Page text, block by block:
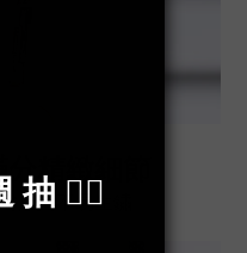
精緻細節
用且不易生鏽